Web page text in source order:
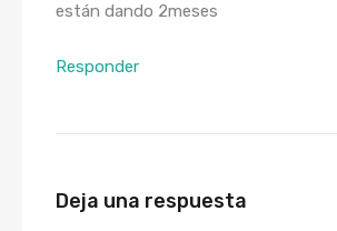
están dando 2meses
Responder
Deja una respuesta